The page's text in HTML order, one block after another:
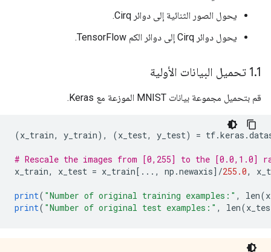
يحول الصور الثنائية إلى دوائر Cirq.
يحول دوائر Cirq إلى دوائر الكم TensorFlow.
1.1 تحميل البيانات الأولية
قم بتحميل مجموعة بيانات MNIST الموزعة مع Keras.
(x_train, y_train), (x_test, y_test) = tf.keras .
# Rescale the images from [0,255] to the [0.0,1.0]
x_train, x_test = x_train[..., np .newaxis]/255.0,
print( "Number of original training examples:" , len(
print( "Number of original test examples:" , len(